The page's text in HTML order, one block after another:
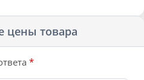
цены товара
*